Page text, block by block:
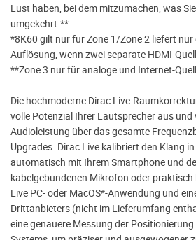
Lust haben, bei dem mitzumachen, was
umgekehrt.**
*8K60 gilt nur für Zone 1/Zone 2 liefert nur
Auflösung, wenn zwei separate HDMI-
**Zone 3 nur für analoge und Internet-
Die hochmoderne Dirac Live-
volle Potenzial Ihrer Lautsprecher aus und
Audioleistung über das gesamte
Upgrades. Dirac Live kalibriert den Klang
automatisch mit Ihrem Smartphone und
kabelgebundenen Mikrofon oder
Live PC- oder MacOS*-Anwendung und
Drittanbieters (nicht im Lieferumfang
eine genauere Messung der